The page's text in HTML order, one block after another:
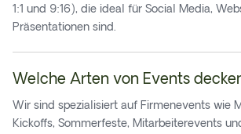
1:1 und 9:16), die ideal für Social Media,
Präsentationen sind.
Welche Arten von Events
Wir sind spezialisiert auf Firmenevents wie
Kickoffs, Sommerfeste, Mitarbeiterevents